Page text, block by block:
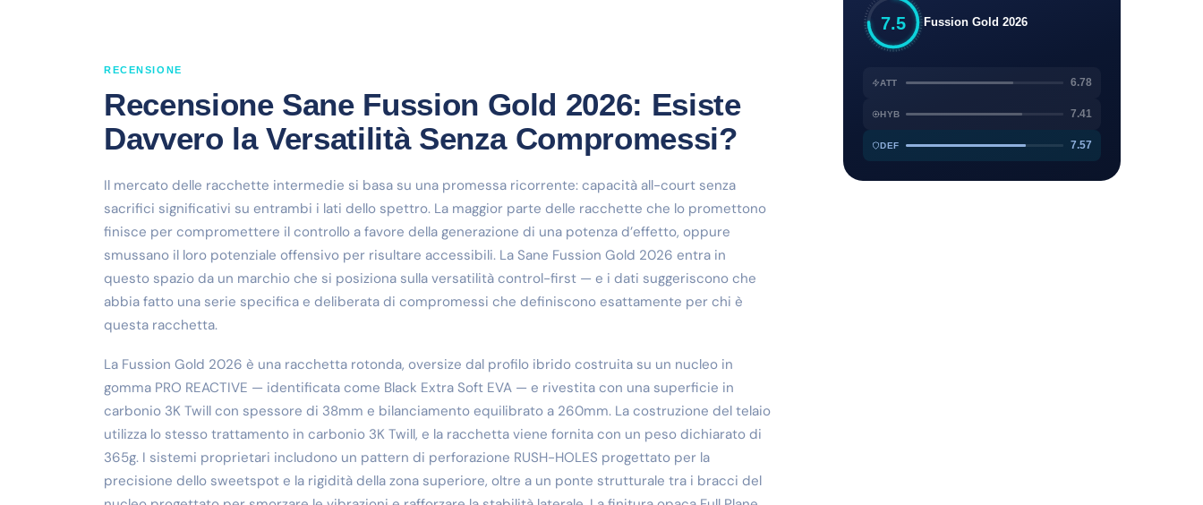
RECENSIONE
Recensione Sane Fussion Gold 2026: Esiste
Davvero la Versatilità Senza Compromessi?
Il mercato delle racchette intermedie si basa su una promessa ricorrente: capacità all-court senza
sacrifici significativi su entrambi i lati dello spettro. La maggior parte delle racchette che lo promettono
finisce per compromettere il controllo a favore della generazione di una potenza d’effetto, oppure
smussano il loro potenziale offensivo per risultare accessibili. La Sane Fussion Gold 2026 entra in
questo spazio da un marchio che si posiziona sulla versatilità control-first — e i dati suggeriscono che
abbia fatto una serie specifica e deliberata di compromessi che definiscono esattamente per chi è
questa racchetta.
La Fussion Gold 2026 è una racchetta rotonda, oversize dal profilo ibrido costruita su un nucleo in
gomma PRO REACTIVE — identificata come Black Extra Soft EVA — e rivestita con una superficie in
carbonio 3K Twill con spessore di 38mm e bilanciamento equilibrato a 260mm. La costruzione del telaio
utilizza lo stesso trattamento in carbonio 3K Twill, e la racchetta viene fornita con un peso dichiarato di
365g. I sistemi proprietari includono un pattern di perforazione RUSH-HOLES progettato per la
precisione dello sweetspot e la rigidità della zona superiore, oltre a un ponte strutturale tra i bracci del
7.5 Fussion Gold 2026
ATT 6.78
HYB 7.41
DEF 7.57